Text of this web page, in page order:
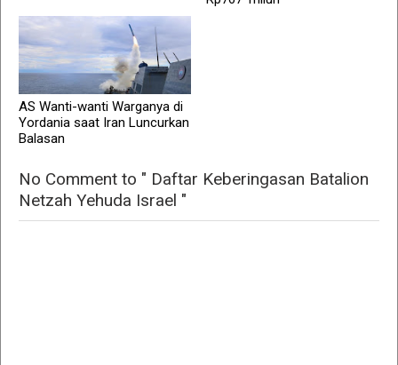
AS Wanti-wanti Warganya di
Yordania saat Iran Luncurkan
Balasan
No Comment to " Daftar Keberingasan Batalion
Netzah Yehuda Israel "